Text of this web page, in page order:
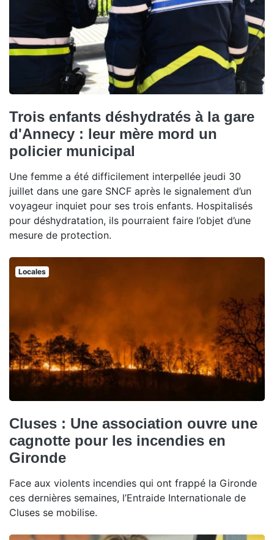
Trois enfants déshydratés à la gare
d'Annecy : leur mère mord un
policier municipal
Une femme a été difficilement interpellée jeudi 30
juillet dans une gare SNCF après le signalement d’un
voyageur inquiet pour ses trois enfants. Hospitalisés
pour déshydratation, ils pourraient faire l’objet d’une
mesure de protection.
Locales
Cluses : Une association ouvre une
cagnotte pour les incendies en
Gironde
Face aux violents incendies qui ont frappé la Gironde
ces dernières semaines, l’Entraide Internationale de
Cluses se mobilise.